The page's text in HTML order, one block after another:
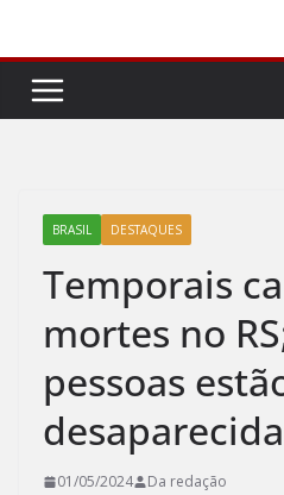
conteúdo
BRASIL DESTAQUES
Temporais
mortes no
pessoas
01/05/2024 Da redação